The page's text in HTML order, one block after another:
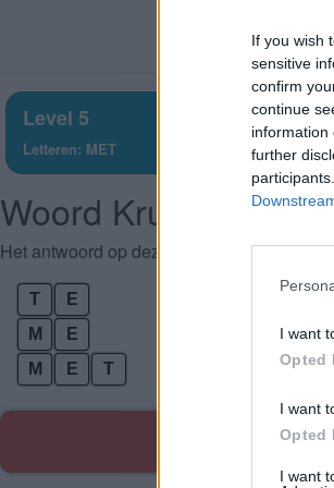
If you wish
sensitive
confirm
continue
information
further
I want
Opted
I want
Opted
I want
Level 5
Letteren: MET
Woord Kruis Level 5
Het antwoord op deze puzzel is het
T
E
M
E
M
E T